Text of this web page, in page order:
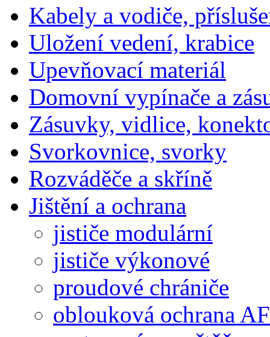
Kabely a vodiče,
Uložení vedení, krabice
Upevňovací materiál
Domovní vypínače a
Zásuvky, vidlice,
Svorkovnice, svorky
Rozváděče a skříně
Jištění a ochrana
jističe modulární
jističe výkonové
proudové chrániče
oblouková ochrana